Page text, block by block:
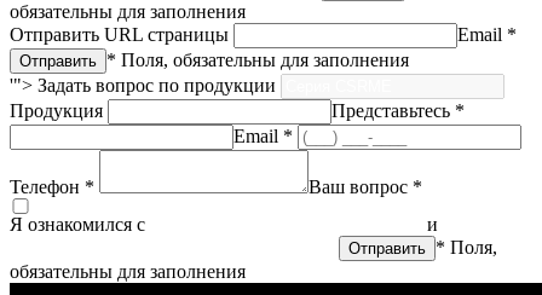
обязательны для заполнения
Отправить URL страницы
Email *
* Поля, обязательны для заполнения
'"> Задать вопрос по продукции
Продукция
Представьтесь *
Email *
Телефон *
Ваш вопрос *
Я ознакомился с
и
* Поля,
обязательны для заполнения